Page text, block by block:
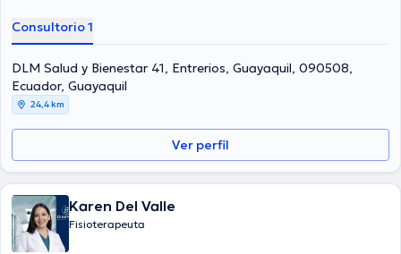
Consultorio 1
DLM Salud y Bienestar 41, Entrerios, Guayaquil, 090508,
Ecuador, Guayaquil
24,4 km
Ver perfil
Karen Del Valle
Fisioterapeuta